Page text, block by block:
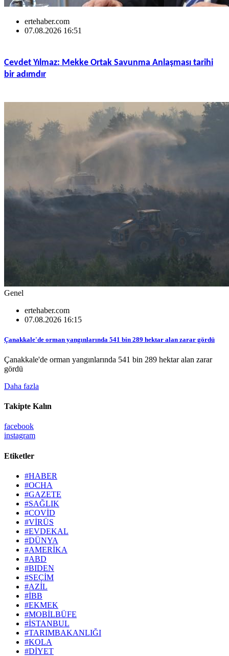
ertehaber.com
07.08.2026 16:51
Cevdet Yılmaz: Mekke Ortak Savunma Anlaşması tarihi
bir adımdır
Genel
ertehaber.com
07.08.2026 16:15
Çanakkale'de orman yangınlarında 541 bin 289 hektar alan zarar gördü
Çanakkale'de orman yangınlarında 541 bin 289 hektar alan zarar
gördü
Daha fazla
Takipte Kalın
facebook
instagram
Etiketler
#HABER
#OCHA
#GAZETE
#SAĞLIK
#COVİD
#VİRÜS
#EVDEKAL
#DÜNYA
#AMERİKA
#ABD
#BIDEN
#SEÇİM
#AZİL
#İBB
#EKMEK
#MOBİLBÜFE
#İSTANBUL
#TARIMBAKANLIĞI
#KOLA
#DİYET